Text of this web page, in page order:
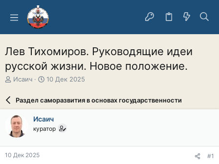
Лев Тихомиров. Руководящие идеи
русской жизни. Новое положение.
А
о
р
т
е
м
ы
Исаич
Д
а
а
ч
л
10 Дек 2025
Раздел саморазвития в основах государственности
Исаич
куратор
10 Дек 2025 #1